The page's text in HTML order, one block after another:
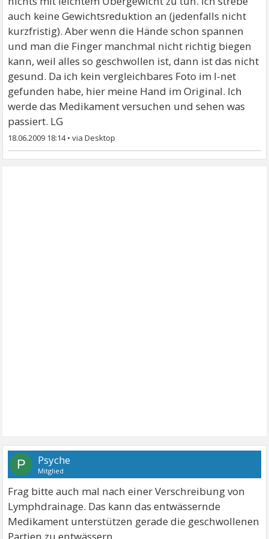
auch keine Gewichtsreduktion an (jedenfalls nicht
kurzfristig). Aber wenn die Hände schon spannen
und man die Finger manchmal nicht richtig biegen
kann, weil alles so geschwollen ist, dann ist das nicht
gesund. Da ich kein vergleichbares Foto im I-net
gefunden habe, hier meine Hand im Original. Ich
werde das Medikament versuchen und sehen was
passiert. LG
18.06.2009 18:14•
P Psyche
Mitglied
Frag bitte auch mal nach einer Verschreibung von
Lymphdrainage. Das kann das entwässernde
Medikament unterstützen gerade die geschwollenen